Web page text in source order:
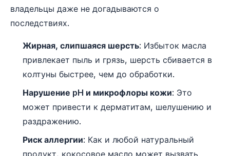
владельцы даже не догадываются о
последствиях.
Жирная, слипшаяся шерсть: Избыток масла
привлекает пыль и грязь, шерсть сбивается в
колтуны быстрее, чем до обработки.
Нарушение pH и микрофлоры кожи: Это
может привести к дерматитам, шелушению и
раздражению.
Риск аллергии: Как и любой натуральный
продукт, кокосовое масло может вызвать